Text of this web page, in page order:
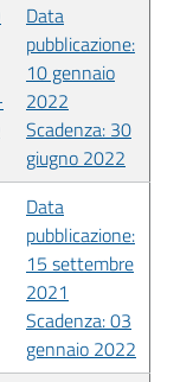
Data
pubblicazione:
10 gennaio
2022
Scadenza: 30
giugno 2022
Data
pubblicazione:
15 settembre
2021
Scadenza: 03
gennaio 2022